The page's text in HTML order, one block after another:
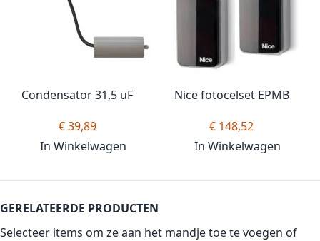
Condensator 31,5 uF
€ 39,89
In Winkelwagen
Nice fotocelset EPMB
€ 148,52
In Winkelwagen
GERELATEERDE PRODUCTEN
Selecteer items om ze aan het mandje toe te voegen of